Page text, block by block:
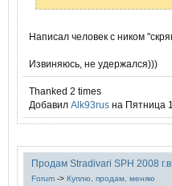
Написал человек с ником
Извиняюсь, не удержался)))
Thanked 2 times
Добавил Alk93rus на Пятница
Продам Stradivari SPH 2008
Forum -> Куплю, продам, меняю